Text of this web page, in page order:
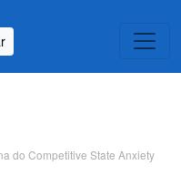
do Competitive State Anxiety